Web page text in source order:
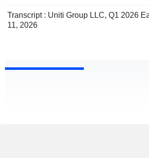
Transcript : Uniti Group LLC, Q1 2026
11, 2026